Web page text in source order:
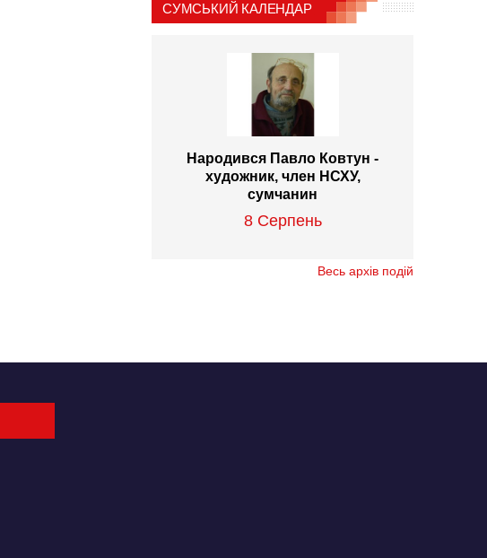
СУМСЬКИЙ КАЛЕНДАР
Народився Павло Ковтун -
художник, член НСХУ,
сумчанин
8 Серпень
Весь архів подій